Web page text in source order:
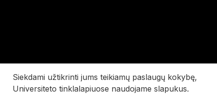
Siekdami užtikrinti jums teikiamų paslaugų kokybę,
Universiteto tinklalapiuose naudojame slapukus.